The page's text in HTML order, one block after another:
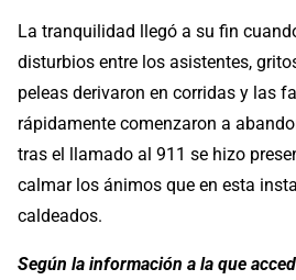
La tranquilidad llegó a su fin
disturbios entre los asistentes,
peleas derivaron en corridas y las
rápidamente comenzaron a
tras el llamado al 911 se hizo
calmar los ánimos que en esta
caldeados.
Según la información a la que